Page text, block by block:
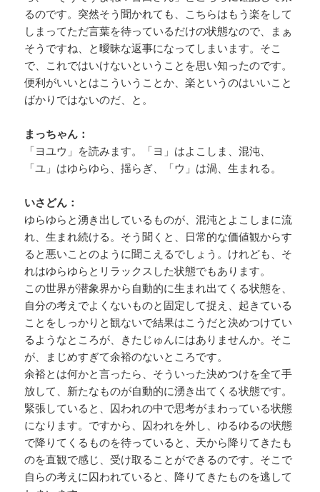
るのです。突然そう聞かれても、こちらはもう楽をして
しまってただ言葉を待っているだけの状態なので、まぁ
そうですね、と曖昧な返事になってしまいます。そこ
で、これではいけないということを思い知ったのです。
便利がいいとはこういうことか、楽というのはいいこと
ばかりではないのだ、と。
まっちゃん：
「ヨユウ」を読みます。「ヨ」はよこしま、混沌、
「ユ」はゆらゆら、揺らぎ、「ウ」は渦、生まれる。
いさどん：
ゆらゆらと湧き出しているものが、混沌とよこしまに流
れ、生まれ続ける。そう聞くと、日常的な価値観からす
ると悪いことのように聞こえるでしょう。けれども、そ
れはゆらゆらとリラックスした状態でもあります。
この世界が潜象界から自動的に生まれ出てくる状態を、
自分の考えでよくないものと固定して捉え、起きている
ことをしっかりと観ないで結果はこうだと決めつけてい
るようなところが、きたじゅんにはありませんか。そこ
が、まじめすぎて余裕のないところです。
余裕とは何かと言ったら、そういった決めつけを全て手
放して、新たなものが自動的に湧き出てくる状態です。
緊張していると、囚われの中で思考がまわっている状態
になります。ですから、囚われを外し、ゆるゆるの状態
で降りてくるものを待っていると、天から降りてきたも
のを直観で感じ、受け取ることができるのです。そこで
自らの考えに囚われていると、降りてきたものを逃して